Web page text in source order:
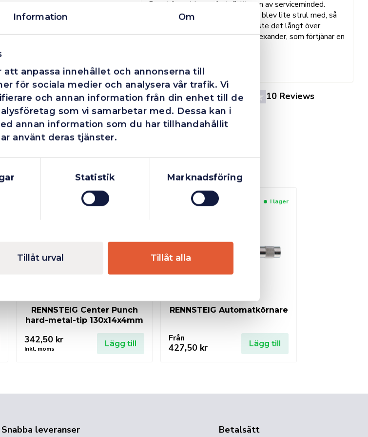
Information Om
anpassa innehållet och annonserna till
för sociala medier och analysera vår trafik. Vi
och annan information från din enhet till de
som vi samarbetar med. Dessa kan i
annan information som du har tillhandahållit
använt deras tjänster.
Statistik Marknadsföring
Tillåt urval Tillåt alla
4.4 10 Reviews
Dom här grabbarna är definitionen av serviceminded.
Trots en billigare order, som det blev lite strul med, så
agerade dom blixtsnabbt och löste det långt över
förväntan. Hade kontakt med Alexander, som förtjänar en
RENNSTEIG Center Punch
hard-metal-tip 130x14x4mm
342,50 kr
Inkl. moms
Lägg till
I lager
RENNSTEIG Automatkörnare
Från
427,50 kr Lägg till
Snabba leveranser Betalsätt